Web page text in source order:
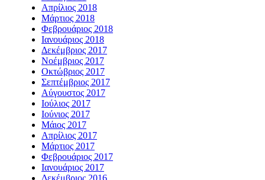
Απρίλιος 2018
Μάρτιος 2018
Φεβρουάριος 2018
Ιανουάριος 2018
Δεκέμβριος 2017
Νοέμβριος 2017
Οκτώβριος 2017
Σεπτέμβριος 2017
Αύγουστος 2017
Ιούλιος 2017
Ιούνιος 2017
Μάιος 2017
Απρίλιος 2017
Μάρτιος 2017
Φεβρουάριος 2017
Ιανουάριος 2017